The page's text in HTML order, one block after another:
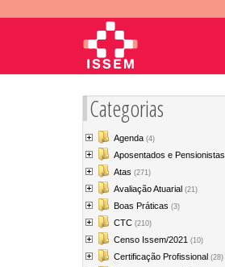
Categorias
Agenda (4)
Aposentados e Pensionistas
Atas (271)
Avaliação Atuarial (21)
Boas Práticas (3)
CTC (210)
Censo Issem/2021 (10)
Certificação Profissional (28)